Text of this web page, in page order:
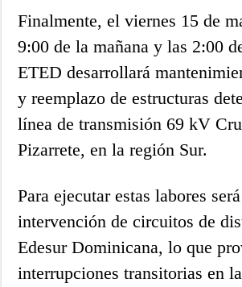
Finalmente, el viernes 15 de
9:00 de la mañana y las 2:00
ETED desarrollará
y reemplazo de estructuras
línea de transmisión 69 kV
Pizarrete, en la región Sur.
Para ejecutar estas labores
intervención de circuitos de
Edesur Dominicana, lo que
interrupciones transitorias en